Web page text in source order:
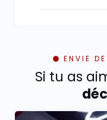
ENVIE
Si tu as